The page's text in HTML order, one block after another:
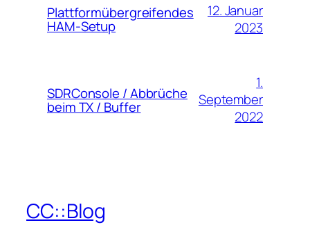
Plattformübergreifendes
HAM-Setup
12. Januar
2023
SDRConsole / Abbrüche
beim TX / Buffer
1.
September
2022
CC::Blog